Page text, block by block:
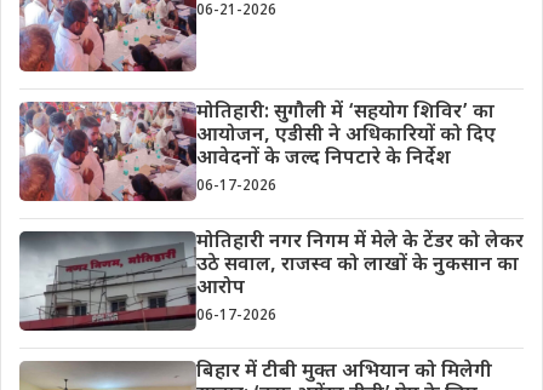
06-21-2026
मोतिहारी: सुगौली में ‘सहयोग शिविर’ का
आयोजन, एडीसी ने अधिकारियों को दिए
आवेदनों के जल्द निपटारे के निर्देश
06-17-2026
मोतिहारी नगर निगम में मेले के टेंडर को लेकर
उठे सवाल, राजस्व को लाखों के नुकसान का
आरोप
06-17-2026
बिहार में टीबी मुक्त अभियान को मिलेगी